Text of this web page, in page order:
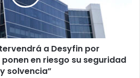
a Desyfin por
en riesgo su seguridad
y solvencia”